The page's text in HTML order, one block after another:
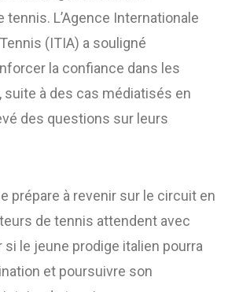
tennis. L’Agence Internationale
(ITIA) a souligné
la confiance dans les
suite à des cas médiatisés en
des questions sur leurs
prépare à revenir sur le circuit en
de tennis attendent avec
le jeune prodige italien pourra
et poursuivre son